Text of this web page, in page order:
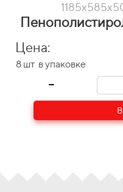
Цена:
8 шт в упаковке